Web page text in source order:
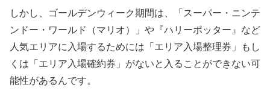
しかし、ゴールデンウィーク期間は、「スーパー・ニンテ
ンドー・ワールド（マリオ）」や『ハリーポッター』など
人気エリアに入場するためには「エリア入場整理券」もし
くは「エリア入場確約券」がないと入ることができない可
能性があるんです。